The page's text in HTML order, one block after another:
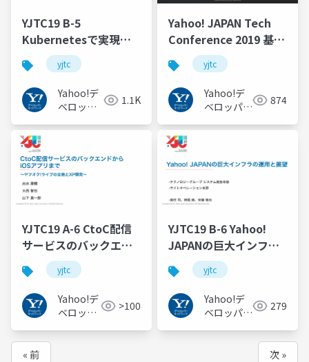
YJTC19 B-5
Kubernetesで実現し
たYahoo! JAPANの次世
代開発環境 ～ 100以上
のクラスタを少人数で
運用する秘訣 ～ #yjtc
yjtc
Yahoo!デ
ベロッパ
1.1K
Yahoo! JAPAN Tech
Conference 2019 基調
講演 #YJTC
yjtc
Yahoo!デ
ベロッパー
874
YJTC19 A-6 CtoC配信
サービスのバックエン
ドからiOSアプリまで
～ヤフオク!ライブの全
貌とXP開発～ #yjtc
yjtc
Yahoo!デ
ベロッパ
>100
YJTC19 B-6 Yahoo!
JAPANの巨大インフラ
の運用と展望 #yjtc
yjtc
Yahoo!デ
ベロッパー
279
« 前 次 »